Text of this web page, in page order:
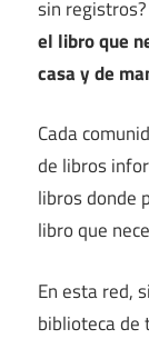
sin registros?
el libro que
casa y de
Cada
de libros
libros donde
libro que
En esta red,
biblioteca de